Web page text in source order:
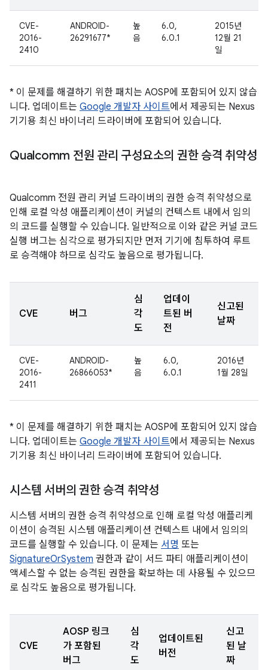
CVE-
2016-
2410
ANDROID-
26291677*
높
음
6.0,
6.0.1
2015년
12월 21
일
* 이 문제를 해결하기 위한 패치는 AOSP에 포함되어 있지 않습
니다. 업데이트는 Google 개발자 사이트에서 제공되는 Nexus
기기용 최신 바이너리 드라이버에 포함되어 있습니다.
Qualcomm 전원 관리 구성요소의 권한 승격 취약성
Qualcomm 전원 관리 커널 드라이버의 권한 승격 취약성으로
인해 로컬 악성 애플리케이션이 커널의 컨텍스트 내에서 임의
의 코드를 실행할 수 있습니다. 일반적으로 이와 같은 커널 코드
실행 버그는 심각으로 평가되지만 먼저 기기에 침투하여 루트
로 승격해야 하므로 심각도 높음으로 평가됩니다.
CVE 버그
심
각
도
업데이
트된 버
전
신고된
날짜
CVE-
2016-
2411
ANDROID-
26866053*
높
음
6.0,
6.0.1
2016년
1월 28일
* 이 문제를 해결하기 위한 패치는 AOSP에 포함되어 있지 않습
니다. 업데이트는 Google 개발자 사이트에서 제공되는 Nexus
기기용 최신 바이너리 드라이버에 포함되어 있습니다.
시스템 서버의 권한 승격 취약성
시스템 서버의 권한 승격 취약성으로 인해 로컬 악성 애플리케
이션이 승격된 시스템 애플리케이션 컨텍스트 내에서 임의의
코드를 실행할 수 있습니다. 이 문제는 서명 또는
SignatureOrSystem 권한과 같이 서드 파티 애플리케이션이
액세스할 수 없는 승격된 권한을 확보하는 데 사용될 수 있으므
로 심각도 높음으로 평가됩니다.
CVE
AOSP 링크
가 포함된
버그
심
각
도
업데이트된
버전
신고
된 날
짜